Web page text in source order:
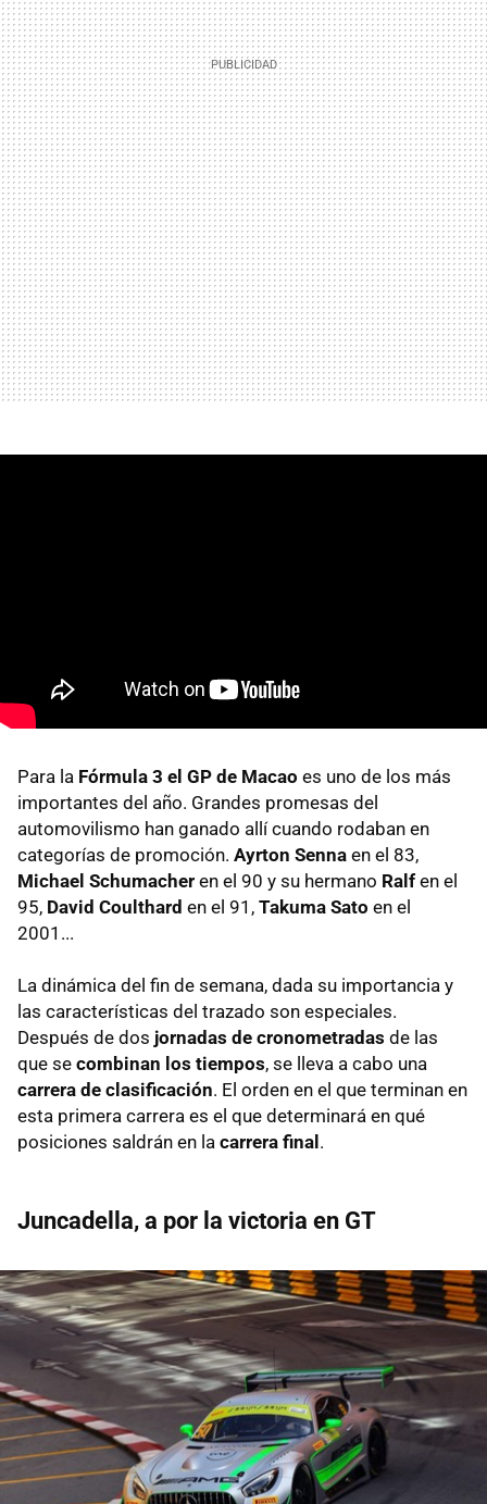
Para la Fórmula 3 el GP de Macao es uno de los más
importantes del año. Grandes promesas del
automovilismo han ganado allí cuando rodaban en
categorías de promoción. Ayrton Senna en el 83,
Michael Schumacher en el 90 y su hermano Ralf en el
95, David Coulthard en el 91, Takuma Sato en el
2001...
La dinámica del fin de semana, dada su importancia y
las características del trazado son especiales.
Después de dos jornadas de cronometradas de las
que se combinan los tiempos, se lleva a cabo una
carrera de clasificación. El orden en el que terminan en
esta primera carrera es el que determinará en qué
posiciones saldrán en la carrera final.
Juncadella, a por la victoria en GT